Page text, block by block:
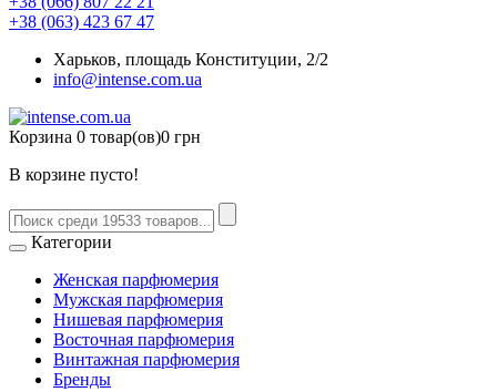
+38 (063) 423 67 47
Харьков, площадь Конституции, 2/2
info@intense.com.ua
Корзина 0 товар(ов)0 грн
В корзине пусто!
Категории
Женская парфюмерия
Мужская парфюмерия
Нишевая парфюмерия
Восточная парфюмерия
Винтажная парфюмерия
Бренды